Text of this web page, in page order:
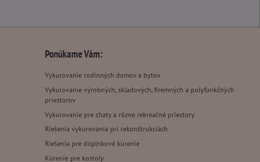
Ponúkame Vám:
Vykurovanie rodinných domov a bytov
Vykurovanie výrobných, skladových, firemných a polyfunkčných
priestorov
Vykurovanie pre chaty a rôzne rekreačné priestory
Riešenia vykurovania pri rekonštrukciách
Riešenia pre doplnkové kúrenie
Kúrenie pre kostoly